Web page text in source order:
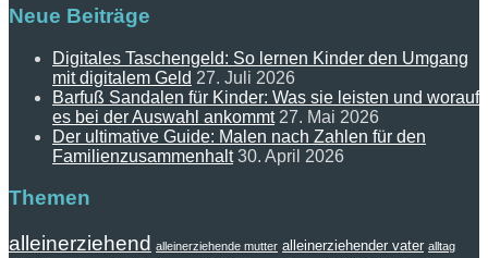
Neue Beiträge
Digitales Taschengeld: So lernen Kinder den Umgang
mit digitalem Geld 27. Juli 2026
Barfuß Sandalen für Kinder: Was sie leisten und worauf
es bei der Auswahl ankommt 27. Mai 2026
Der ultimative Guide: Malen nach Zahlen für den
Familienzusammenhalt 30. April 2026
Themen
alleinerziehend alleinerziehende mutter alleinerziehender vater alltag